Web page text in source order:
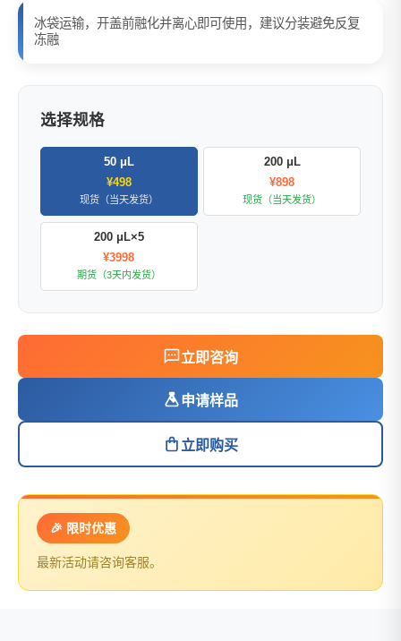
冰袋运输，开盖前融化并离心即可使用，建议分装避免反复
冻融
选择规格
50 μL
¥498
现货（当天发货）
200 μL
¥898
现货（当天发货）
200 μL×5
¥3998
期货（3天内发货）
立即咨询
申请样品
立即购买
🎉 限时优惠
最新活动请咨询客服。